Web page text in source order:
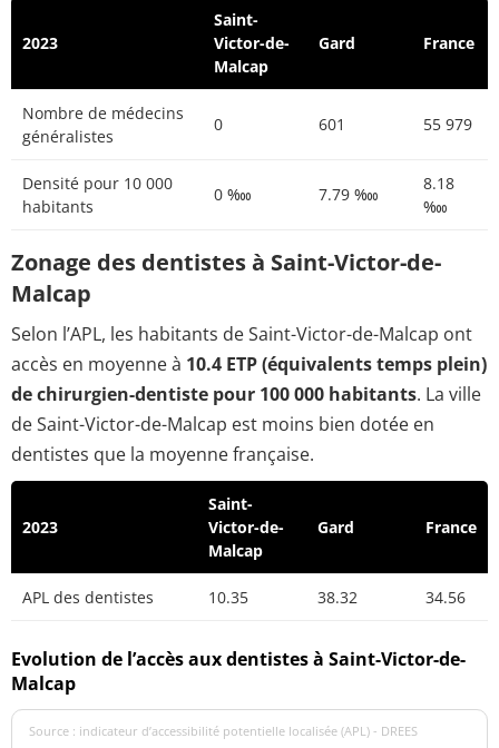
2023
Saint-
Victor-de-
Malcap
Gard France
Nombre de médecins
généralistes
0 601 55 979
Densité pour 10 000
habitants
0 ‱ 7.79 ‱
8.18
‱
Zonage des dentistes à Saint-Victor-de-
Malcap
Selon l’APL, les habitants de Saint-Victor-de-Malcap ont
accès en moyenne à 10.4 ETP (équivalents temps plein)
de chirurgien-dentiste pour 100 000 habitants. La ville
de Saint-Victor-de-Malcap est moins bien dotée en
dentistes que la moyenne française.
2023
Saint-
Victor-de-
Malcap
Gard France
APL des dentistes 10.35 38.32 34.56
Evolution de l’accès aux dentistes à Saint-Victor-de-
Malcap
Source : indicateur d’accessibilité potentielle localisée (APL) - DREES